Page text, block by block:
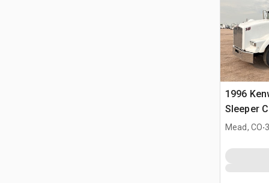
1996
Sleeper
Mead, CO.